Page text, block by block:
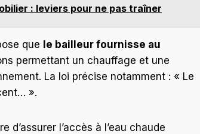
: leviers pour ne pas traîner
que le bailleur fournisse au
permettant un chauffage et une
La loi précise notamment : « Le
».
l’accès à l’eau chaude